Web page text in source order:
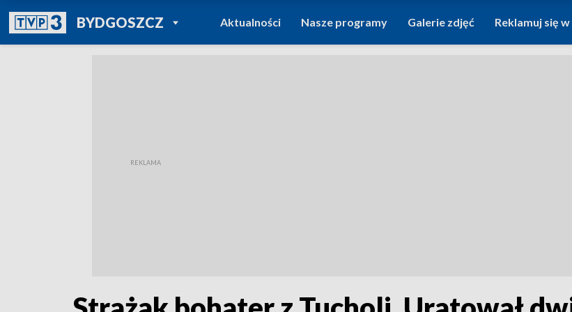
BYDGOSZCZPOWRÓT DO
TVP REGIONY
Aktualności Nasze programy Galerie zdjęć Reklamuj się